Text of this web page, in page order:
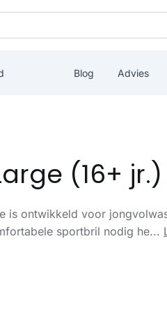
Blog Advies
(16+ jr.)
is ontwikkeld voor
sportbril nodig he...